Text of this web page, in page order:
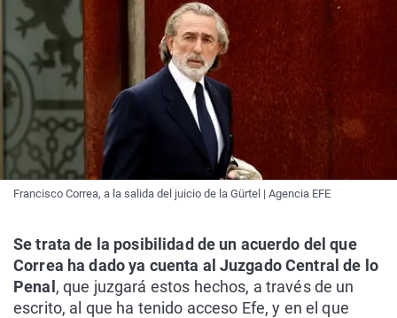
Francisco Correa, a la salida del juicio de la Gürtel | Agencia EFE
Se trata de la posibilidad de un acuerdo del que
Correa ha dado ya cuenta al Juzgado Central de lo
Penal , que juzgará estos hechos, a través de un
escrito, al que ha tenido acceso Efe, y en el que